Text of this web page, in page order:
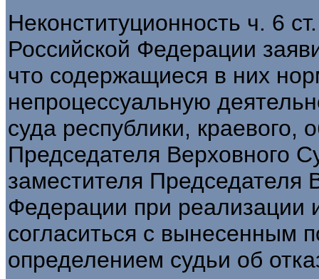
Неконституционность ч. 6
Российской Федерации
что содержащиеся в них
непроцессуальную
суда республики, краевого,
Председателя Верховного
заместителя Председателя
Федерации при реализации
согласиться с вынесенным
определением судьи об